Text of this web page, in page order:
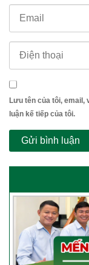
Lưu tên của tôi, email,
luận kế tiếp của tôi.